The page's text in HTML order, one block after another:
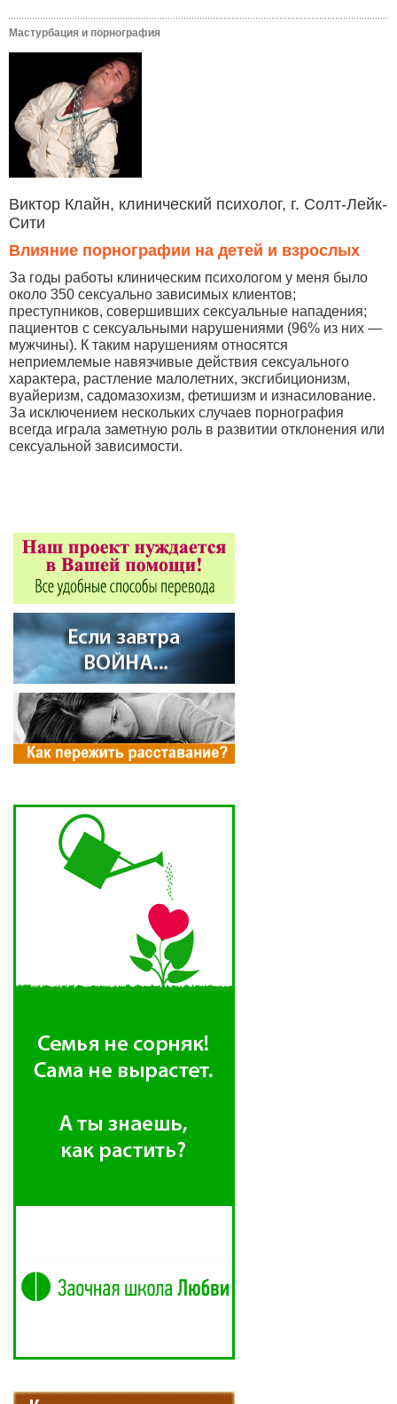
Мастурбация и порнография
Виктор Клайн, клинический психолог, г. Солт-Лейк-
Сити
Влияние порнографии на детей и взрослых
За годы работы клиническим психологом у меня было
около 350 сексуально зависимых клиентов;
преступников, совершивших сексуальные нападения;
пациентов с сексуальными нарушениями (96% из них —
мужчины). К таким нарушениям относятся
неприемлемые навязчивые действия сексуального
характера, растление малолетних, эксгибиционизм,
вуайеризм, садомазохизм, фетишизм и изнасилование.
За исключением нескольких случаев порнография
всегда играла заметную роль в развитии отклонения или
сексуальной зависимости.